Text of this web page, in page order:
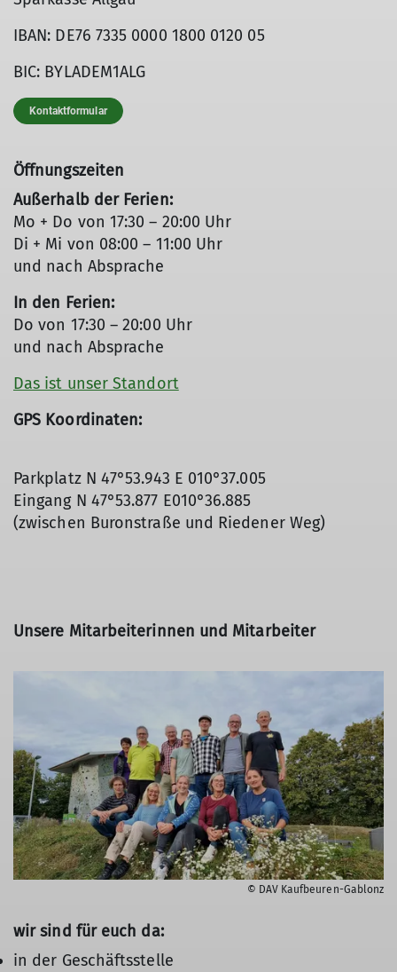
IBAN: DE76 7335 0000 1800 0120 05
BIC: BYLADEM1ALG
Kontaktformular
Öffnungszeiten
Außerhalb der Ferien:
Mo + Do von 17:30 – 20:00 Uhr
Di + Mi von 08:00 – 11:00 Uhr
und nach Absprache
In den Ferien:
Do von 17:30 – 20:00 Uhr
und nach Absprache
Das ist unser Standort
GPS Koordinaten:
Parkplatz N 47°53.943 E 010°37.005
Eingang N 47°53.877 E010°36.885
(zwischen Buronstraße und Riedener Weg)
Unsere Mitarbeiterinnen und Mitarbeiter
© DAV Kaufbeuren-Gablonz
wir sind für euch da:
in der Geschäftsstelle